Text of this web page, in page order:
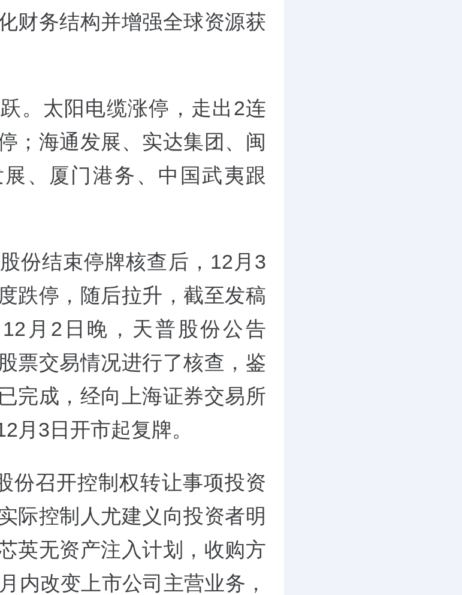
财务结构并增强全球资源获
。太阳电缆涨停，走出2连
；海通发展、实达集团、闽
、厦门港务、中国武夷跟
份结束停牌核查后，12月3
跌停，随后拉升，截至发稿
月2日晚，天普股份公告
票交易情况进行了核查，鉴
完成，经向上海证券交易所
月3日开市起复牌。
份召开控制权转让事项投资
际控制人尤建义向投资者明
英无资产注入计划，收购方
内改变上市公司主营业务，